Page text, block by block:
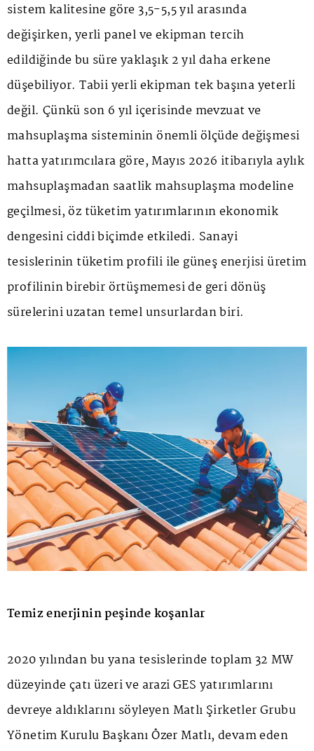
sistem kalitesine göre 3,5-5,5 yıl arasında
değişirken, yerli panel ve ekipman tercih
edildiğinde bu süre yaklaşık 2 yıl daha erkene
düşebiliyor. Tabii yerli ekipman tek başına yeterli
değil. Çünkü son 6 yıl içerisinde mevzuat ve
mahsuplaşma sisteminin önemli ölçüde değişmesi
hatta yatırımcılara göre, Mayıs 2026 itibarıyla aylık
mahsuplaşmadan saatlik mahsuplaşma modeline
geçilmesi, öz tüketim yatırımlarının ekonomik
dengesini ciddi biçimde etkiledi. Sanayi
tesislerinin tüketim profili ile güneş enerjisi üretim
profilinin birebir örtüşmemesi de geri dönüş
sürelerini uzatan temel unsurlardan biri.
Temiz enerjinin peşinde koşanlar
2020 yılından bu yana tesislerinde toplam 32 MW
düzeyinde çatı üzeri ve arazi GES yatırımlarını
devreye aldıklarını söyleyen Matlı Şirketler Grubu
Yönetim Kurulu Başkanı Özer Matlı, devam eden